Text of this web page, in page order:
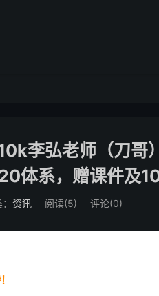
李弘老师（刀哥
体系，赠课件及
资讯 阅读(5) 评论(0)